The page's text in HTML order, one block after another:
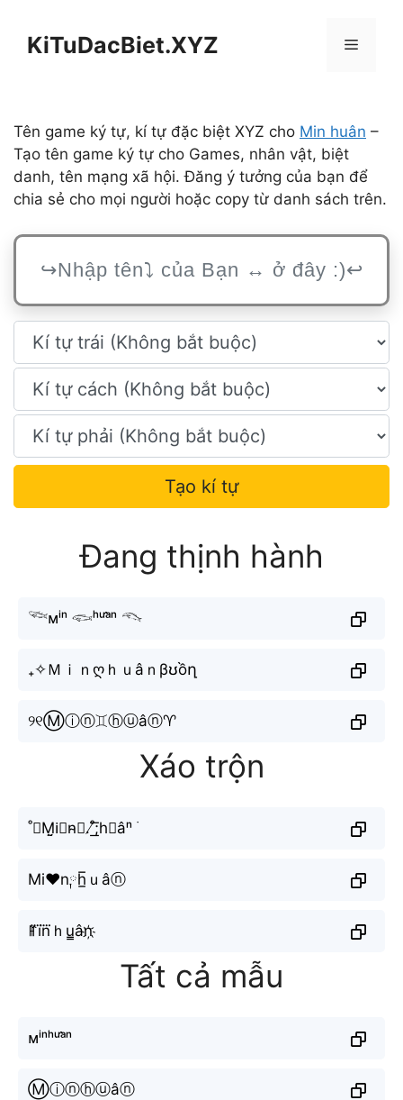
KiTuDacBiet.XYZ Menu
Tên game ký tự, kí tự đặc biệt XYZ cho Min huân –
Tạo tên game ký tự cho Games, nhân vật, biệt
danh, tên mạng xã hội. Đăng ý tưởng của bạn để
chia sẻ cho mọi người hoặc copy từ danh sách trên.
Tạo kí tự
Đang thịnh hành
𓆝ᴍⁱⁿ 𓆟ʰᵘᵃ̂ⁿ 𓆞
₊✧Ｍｉｎღｈｕâｎβʊồղ
୨୧Ⓜⓘⓝ♊︎ⓗⓤâⓝ♈︎
Xáo trộn
˚⋆M̤̮i⃕n̴⋆.˚̸͟͞;h𝚞âⁿ ࣪
Mi♥n༙h̲̅ｕâⓝ
ꂵi⃜n⃜ｈu̳ân҉
Tất cả mẫu
ᴍⁱⁿʰᵘᵃ̂ⁿ
Ⓜⓘⓝⓗⓤâⓝ